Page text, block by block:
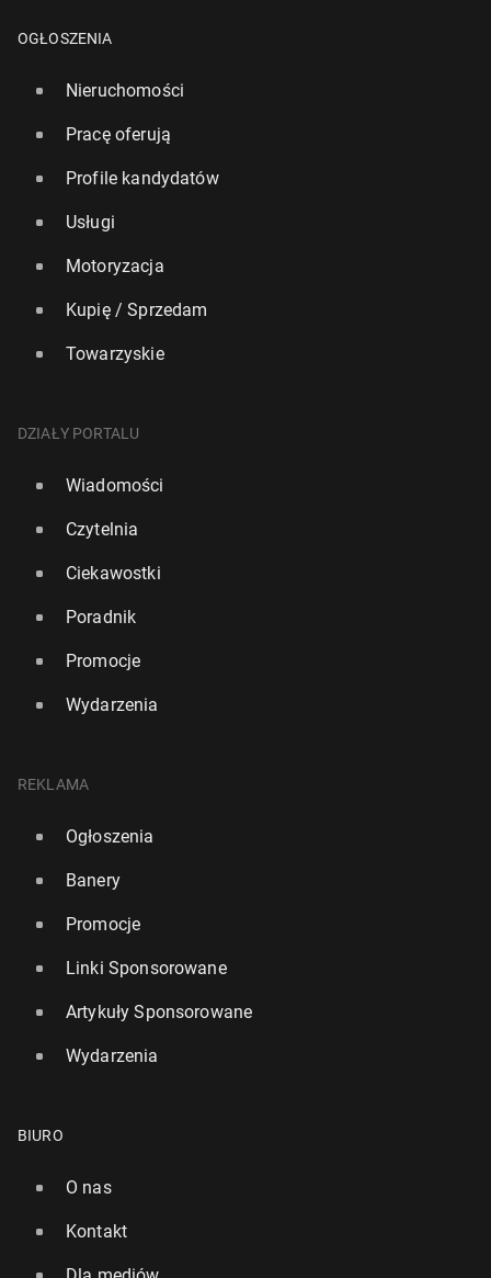
OGŁOSZENIA
Nieruchomości
Pracę oferują
Profile kandydatów
Usługi
Motoryzacja
Kupię / Sprzedam
Towarzyskie
DZIAŁY PORTALU
Wiadomości
Czytelnia
Ciekawostki
Poradnik
Promocje
Wydarzenia
REKLAMA
Ogłoszenia
Banery
Promocje
Linki Sponsorowane
Artykuły Sponsorowane
Wydarzenia
BIURO
O nas
Kontakt